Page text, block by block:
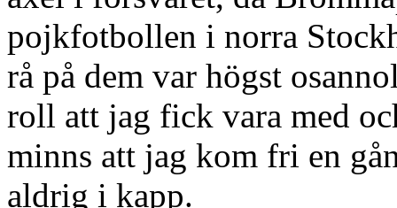
pojkfotbollen i norra
rå på dem var högst
roll att jag fick vara med
minns att jag kom fri en
aldrig i kapp.